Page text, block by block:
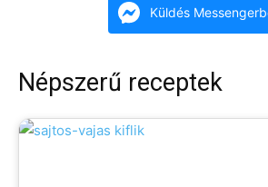
Küldés
Népszerű receptek